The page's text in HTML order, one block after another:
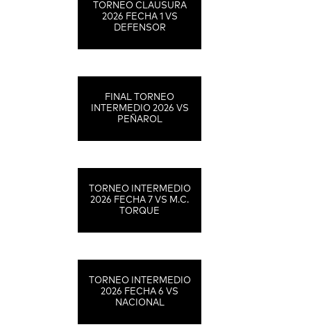
TORNEO CLAUSURA
2026 FECHA 1 VS
DEFENSOR
FINAL TORNEO
INTERMEDIO 2026 VS
PEÑAROL
TORNEO INTERMEDIO
2026 FECHA 7 VS M.C.
TORQUE
TORNEO INTERMEDIO
2026 FECHA 6 VS
NACIONAL